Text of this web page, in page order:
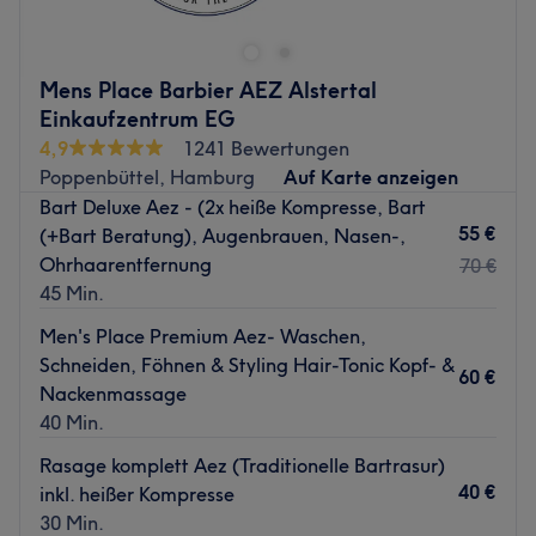
gemacht. Egal ob langes oder kurzes, glattes oder
gefunden.
Nächste öffentliche Verkehrsmittel:
Die Bushaltestelle Erding, Rathaus-Stadtmitte ist nur
wenige Gehminuten entfernt.
Das Team:
Das Team besteht aus Experten und Expertinnen auf dem
perfektioniert haben. Dabei hat man das Gefühl, sich mit
guten Freunden zu unterhalten.
Was uns an dem Salon gefällt:
Expertise: Haarverwandlungen, Colorationen,
Bartstyling.
Extras: Kostenloses WLAN.
Mens Place Barbier AEZ Alstertal
Einkaufzentrum EG
4,9
1241 Bewertungen
Poppenbüttel, Hamburg
Auf Karte anzeigen
Bart Deluxe Aez - (2x heiße Kompresse, Bart
(+Bart Beratung), Augenbrauen, Nasen-,
Ohrhaarentfernung
45 Min.
55 €
70 €
Men's Place Premium Aez- Waschen,
Schneiden, Föhnen & Styling Hair-Tonic Kopf- &
Nackenmassage
40 Min.
60 €
Rasage komplett Aez (Traditionelle Bartrasur)
inkl. heißer Kompresse
30 Min.
40 €